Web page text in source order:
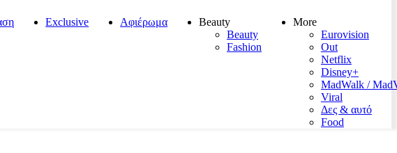
Exclusive Αφιέρωμα
Beauty
Beauty
Fashion
More
Eurovision
Out
Netflix
Disney+
MadWalk /
Viral
Δες & αυτό
Food